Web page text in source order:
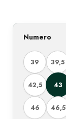
Numero
39 39,5
42,5 43
46 46,5